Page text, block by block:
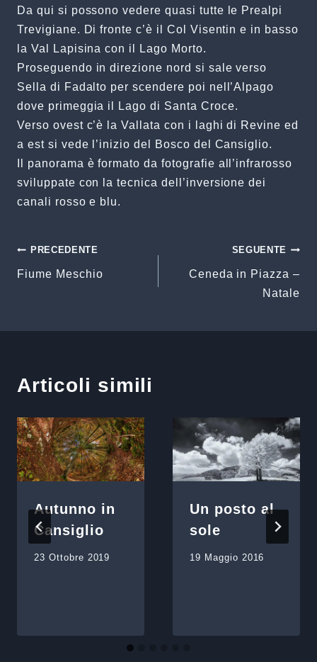
Da qui si possono vedere quasi tutte le Prealpi
Trevigiane. Di fronte c’è il Col Visentin e in basso
la Val Lapisina con il Lago Morto.
Proseguendo in direzione nord si sale verso
Sella di Fadalto per scendere poi nell’Alpago
dove primeggia il Lago di Santa Croce.
Verso ovest c’è la Vallata con i laghi di Revine ed
a est si vede l’inizio del Bosco del Cansiglio.
Il panorama è formato da fotografie all’infrarosso
sviluppate con la tecnica dell’inversione dei
canali rosso e blu.
Navigazione
articoli
PRECEDENTE
Fiume Meschio
SEGUENTE
Ceneda in Piazza –
Natale
Articoli simili
Autunno in
Cansiglio
23 Ottobre 2019
Un posto al
sole
19 Maggio 2016